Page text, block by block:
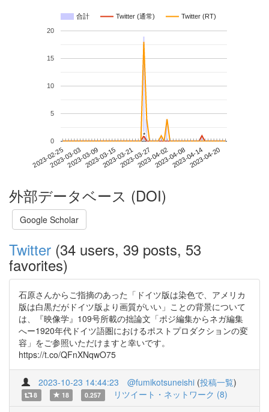
合計 Twitter (通常) Twitter (RT)
2023-02-252023-03-032023-03-092023-03-152023-03-212023-03-272023-04-022023-04-082023-04-142023-04-20
0
5
10
15
20
*
*
外部データベース (DOI)
Google Scholar
Twitter (34 users, 39 posts, 53
favorites)
石原さんからご指摘のあった「ドイツ版は染色で、アメリカ
版は白黒だがドイツ版より画質がいい」ことの背景について
は、『映像学』109号所載の拙論文「ポジ編集からネガ編集
へー1920年代ドイツ語圏におけるポストプロダクションの変
容」をご参照いただけますと幸いです。
https://t.co/QFnXNqwO75
2023-10-23 14:44:23 @fumikotsuneishi (投稿一覧)
8 18 0.257 リツイート・ネットワーク (8)